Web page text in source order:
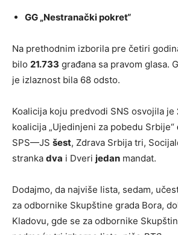
GG „Nestranački pokret“
Na prethodnim izborila pre četiri
bilo 21.733 građana sa pravom glasa.
je izlaznost bila 68 odsto.
Koalicija koju predvodi SNS osvojila je
koalicija „Ujedinjeni za pobedu Srbije“
SPS—JS šest, Zdrava Srbija tri,
stranka dva i Dveri jedan mandat.
Dodajmo, da najviše lista, sedam,
za odbornike Skupštine grada Bora,
Kladovu, gde se za odbornike